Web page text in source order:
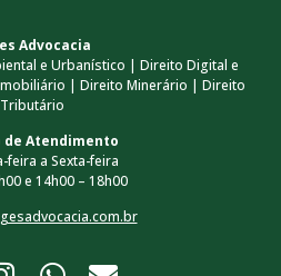
Advocacia
e Urbanístico | Direito Digital e
| Direito Minerário | Direito
Tributário
de Atendimento
feira a Sexta-feira
e 14h00 – 18h00